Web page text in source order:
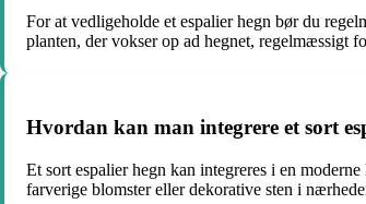
For at vedligeholde et espalier hegn bør du
planten, der vokser op ad hegnet, regelmæssigt
Hvordan kan man integrere et sort
Et sort espalier hegn kan integreres i en
farverige blomster eller dekorative sten i